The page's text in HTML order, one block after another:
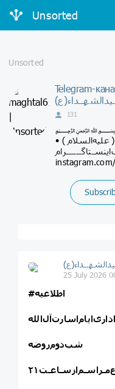
Unsorted
Telegram-
131
﷽ پایـــگاه‌اطــلاع‌رســـانــی‌مقـــتــــل
علیه‌السلام ) •
25 July 2026
#اطلاعیه
شب‌دوم‌روضه‌